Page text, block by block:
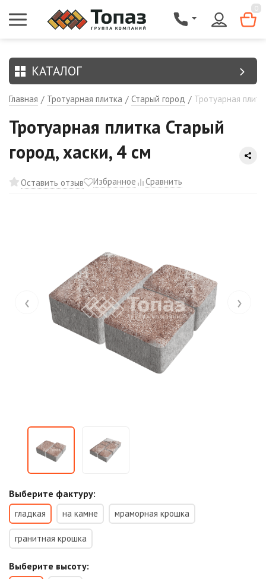
0
КАТАЛОГ
Главная / Тротуарная плитка / Старый город / Тротуарная
Тротуарная плитка Старый
город, хаски, 4 см
Оставить отзыв Избранное Сравнить
‹ ›
Выберите фактуру:
гладкая на камне мраморная крошка
гранитная крошка
Выберите высоту: